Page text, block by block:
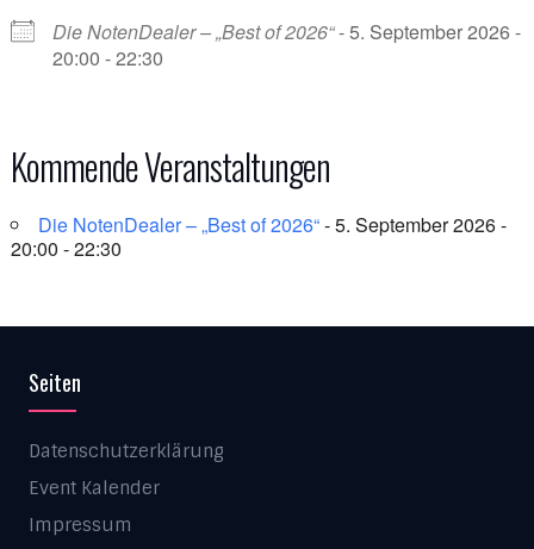
Die NotenDealer – „Best of 2026“- 5. September 2026 -
20:00 - 22:30
Kommende Veranstaltungen
Die NotenDealer – „Best of 2026“- 5. September 2026 -
20:00 - 22:30
Seiten
Datenschutzerklärung
Event Kalender
Impressum